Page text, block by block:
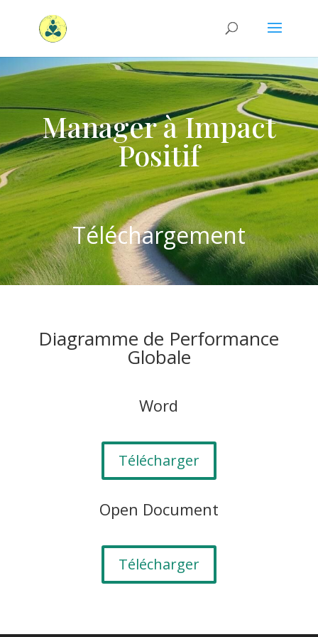
Manager à Impact
Positif
Téléchargement
Diagramme de Performance
Globale
Word
Télécharger
Open Document
Télécharger